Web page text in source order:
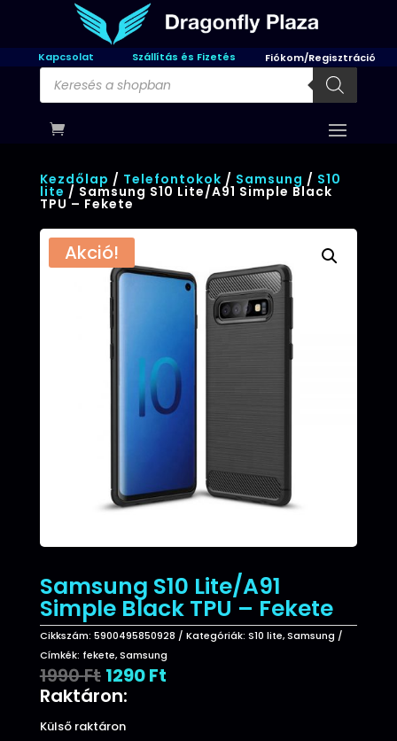
Kapcsolat Szállítás és Fizetés Fiókom/Regisztráció
Products
search
Kezdőlap / Telefontokok / Samsung / S10
lite / Samsung S10 Lite/A91 Simple Black
TPU – Fekete
Akció!
Samsung S10 Lite/A91
Simple Black TPU – Fekete
Cikkszám: 5900495850928 Kategóriák: S10 lite,Samsung
Címkék: fekete,Samsung
1990Ft Original
price
was:
1990 Ft.
1290FtCurrent
Raktáron:
Külső raktáron